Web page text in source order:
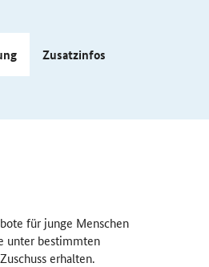
Zusatzinfos
für junge Menschen
unter bestimmten
erhalten.